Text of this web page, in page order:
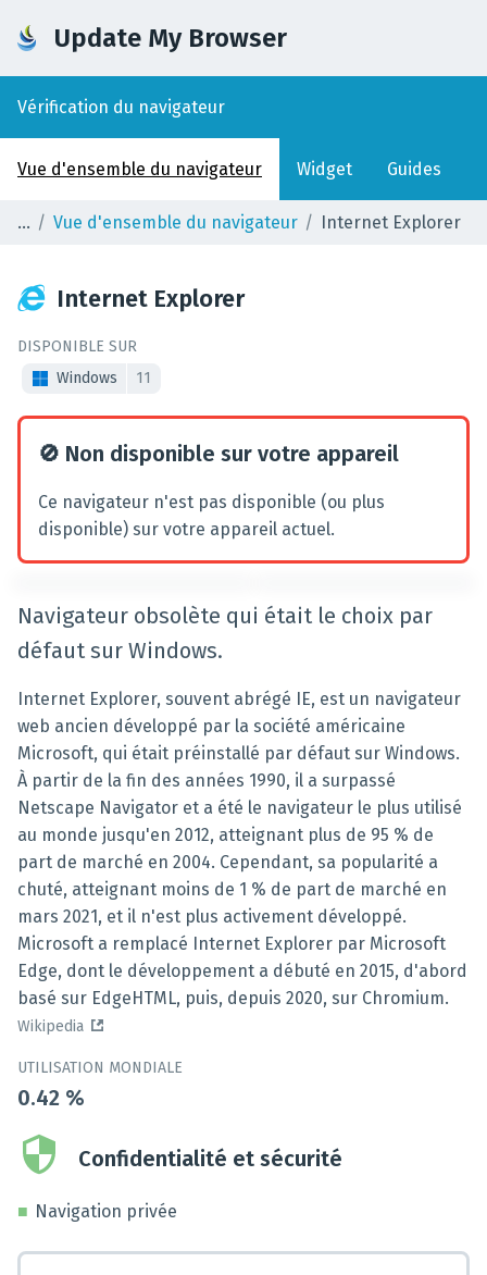
Update My Browser
Vérification du navigateur
Vue d'ensemble du navigateur Widget Guides
Vue d'ensemble du navigateur Internet Explorer
Internet Explorer
DISPONIBLE SUR
Windows
11
🚫 Non disponible sur votre appareil
Ce navigateur n'est pas disponible (ou plus
disponible) sur votre appareil actuel.
Navigateur obsolète qui était le choix par
défaut sur Windows.
Internet Explorer, souvent abrégé IE, est un navigateur
web ancien développé par la société américaine
Microsoft, qui était préinstallé par défaut sur Windows.
À partir de la fin des années 1990, il a surpassé
Netscape Navigator et a été le navigateur le plus utilisé
au monde jusqu'en 2012, atteignant plus de 95 % de
part de marché en 2004. Cependant, sa popularité a
chuté, atteignant moins de 1 % de part de marché en
mars 2021, et il n'est plus activement développé.
Microsoft a remplacé Internet Explorer par Microsoft
Edge, dont le développement a débuté en 2015, d'abord
basé sur EdgeHTML, puis, depuis 2020, sur Chromium.
Wikipedia
UTILISATION MONDIALE
0.42 %
Confidentialité et sécurité
Navigation privée